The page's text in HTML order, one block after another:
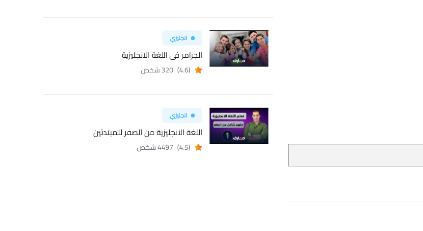
انجليزي
الجرامر فى اللغة الانجليزية
(4.6) 320 شخص
انجليزي
اللغة الانجليزية من الصفر للمبتدئين
(4.5) 4497 شخص